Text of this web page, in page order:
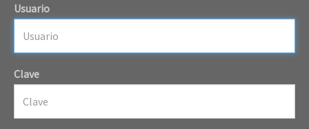
Usuario
Clave